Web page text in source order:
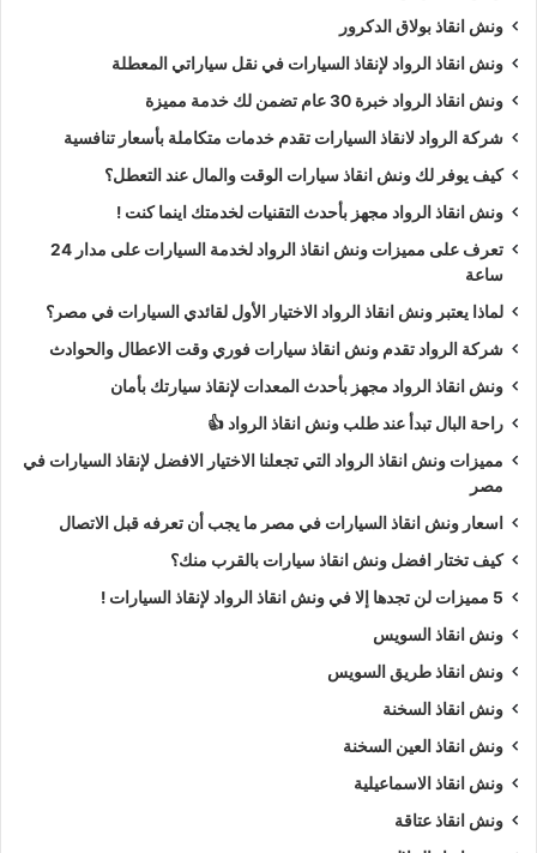
ونش انقاذ بولاق الدكرور
ونش انقاذ الرواد لإنقاذ السيارات في نقل سياراتي المعطلة
ونش انقاذ الرواد خبرة 30 عام تضمن لك خدمة مميزة
شركة الرواد لانقاذ السيارات تقدم خدمات متكاملة بأسعار تنافسية
كيف يوفر لك ونش انقاذ سيارات الوقت والمال عند التعطل؟
ونش انقاذ الرواد مجهز بأحدث التقنيات لخدمتك اينما كنت !
تعرف على مميزات ونش انقاذ الرواد لخدمة السيارات على مدار 24
ساعة
لماذا يعتبر ونش انقاذ الرواد الاختيار الأول لقائدي السيارات في مصر؟
شركة الرواد تقدم ونش انقاذ سيارات فوري وقت الاعطال والحوادث
ونش انقاذ الرواد مجهز بأحدث المعدات لإنقاذ سيارتك بأمان
راحة البال تبدأ عند طلب ونش انقاذ الرواد 👍
مميزات ونش انقاذ الرواد التي تجعلنا الاختيار الافضل لإنقاذ السيارات في
مصر
اسعار ونش انقاذ السيارات في مصر ما يجب أن تعرفه قبل الاتصال
كيف تختار افضل ونش انقاذ سيارات بالقرب منك؟
5 مميزات لن تجدها إلا في ونش انقاذ الرواد لإنقاذ السيارات !
ونش انقاذ السويس
ونش انقاذ طريق السويس
ونش انقاذ السخنة
ونش انقاذ العين السخنة
ونش انقاذ الاسماعيلية
ونش انقاذ عتاقة